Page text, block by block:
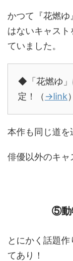
かつて『花燃
はないキャス
ていました。
◆「花燃ゆ」
定！（ →link）
本作も同じ道を
俳優以外のキ
⑤動
とにかく話題
てあり！